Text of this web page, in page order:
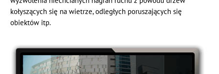
kołyszących się na wietrze, odległych poruszających się
obiektów itp.